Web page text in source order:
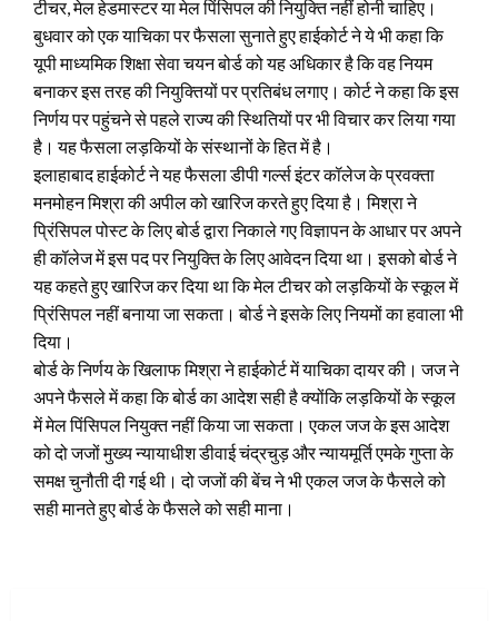
टीचर, मेल हेडमास्टर या मेल पिंसिपल की नियुक्ति नहीं होनी चाहिए।
बुधवार को एक याचिका पर फैसला सुनाते हुए हाईकोर्ट ने ये भी कहा कि
यूपी माध्‍यमिक शिक्षा सेवा चयन बोर्ड को यह अधिकार है कि वह नियम
बनाकर इस तरह की नियुक्तियों पर प्रतिबंध लगाए। कोर्ट ने कहा कि इस
निर्णय पर पहुंचने से पहले राज्‍य की स्थिति‍यों पर भी विचार कर लिया गया
है। यह फैसला लड़कियों के संस्‍थानों के हित में है।
इलाहाबाद हाईकोर्ट ने यह फैसला डीपी गर्ल्‍स इंटर कॉलेज के प्रवक्ता
मनमोहन मिश्रा की अपील को खारिज करते हुए दिया है। मिश्रा ने
प्रिंसिपल पोस्ट के लिए बोर्ड द्वारा निकाले गए विज्ञापन के आधार पर अपने
ही कॉलेज में इस पद पर नियुक्ति के लिए आवेदन दिया था। इसको बोर्ड ने
यह कहते हुए खारिज कर दिया था कि मेल टीचर को लड़कियों के स्कूल में
प्रिंसिपल नहीं बनाया जा सकता। बोर्ड ने इसके लिए नियमों का हवाला भी
दिया।
बोर्ड के निर्णय के खिलाफ मिश्रा ने हाईकोर्ट में याचिका दायर की। जज ने
अपने फैसले में कहा कि बोर्ड का आदेश सही है क्योंकि लड़कियों के स्कूल
में मेल पिंसिपल नियुक्त नहीं किया जा सकता। एकल जज के इस आदेश
को दो जजों मुख्य न्यायाधीश डीवाई चंद्रचुड़ और न्यायमूर्ति एमके गुप्ता के
समक्ष चुनौती दी गई थी। दो जजों की बेंच ने भी एकल जज के फैसले को
सही मानते हुए बोर्ड के फैसले को सही माना।